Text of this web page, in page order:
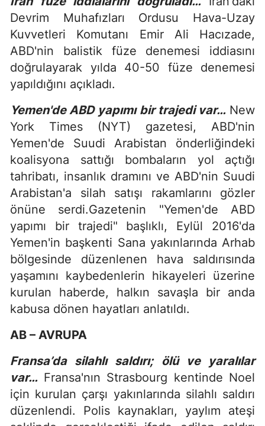
Devrim Muhafızları Ordusu Hava-Uzay
Kuvvetleri Komutanı Emir Ali Hacızade,
ABD'nin balistik füze denemesi iddiasını
doğrulayarak yılda 40-50 füze denemesi
yapıldığını açıkladı.
Yemen'de ABD yapımı bir trajedi var… New
York Times (NYT) gazetesi, ABD'nin
Yemen'de Suudi Arabistan önderliğindeki
koalisyona sattığı bombaların yol açtığı
tahribatı, insanlık dramını ve ABD'nin Suudi
Arabistan'a silah satışı rakamlarını gözler
önüne serdi.Gazetenin "Yemen'de ABD
yapımı bir trajedi" başlıklı, Eylül 2016'da
Yemen'in başkenti Sana yakınlarında Arhab
bölgesinde düzenlenen hava saldırısında
yaşamını kaybedenlerin hikayeleri üzerine
kurulan haberde, halkın savaşla bir anda
kabusa dönen hayatları anlatıldı.
AB – AVRUPA
Fransa’da silahlı saldırı; ölü ve yaralılar
var… Fransa'nın Strasbourg kentinde Noel
için kurulan çarşı yakınlarında silahlı saldırı
düzenlendi. Polis kaynakları, yaylım ateşi